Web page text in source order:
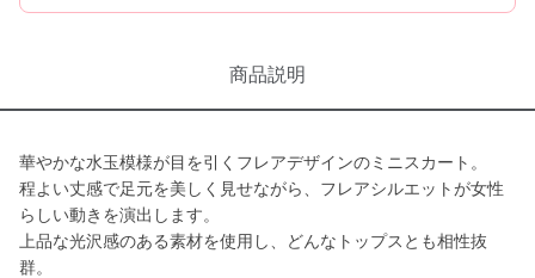
商品説明
華やかな水玉模様が目を引くフレアデザインのミニスカート。
程よい丈感で足元を美しく見せながら、フレアシルエットが女性
らしい動きを演出します。
上品な光沢感のある素材を使用し、どんなトップスとも相性抜
群。